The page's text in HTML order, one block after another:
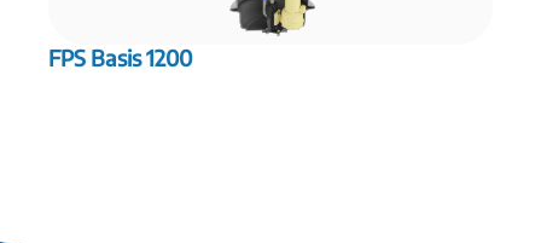
FPS Basis 1200